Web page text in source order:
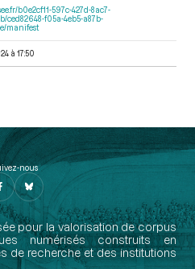
b0e2cf11-597c-427d-8ac7-
ced82648-f05a-4eb5-a87b-
manifest
à 17:50
nous
pour la valorisation de corpus
numérisés construits en
de recherche et des institutions